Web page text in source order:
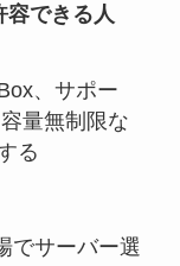
容できる人
、サポー
量無制限な
る
でサーバー選